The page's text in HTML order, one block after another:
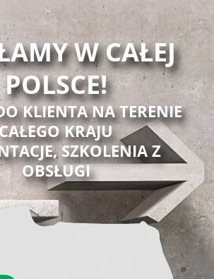
W CAŁEJ
POLSCE!
KLIENTA NA TERENIE
KRAJU
SZKOLENIA Z
OBSŁUGI